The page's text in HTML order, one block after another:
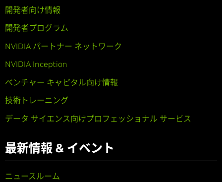
開発者向け情報
開発者プログラム
NVIDIA パートナー ネットワーク
NVIDIA Inception
ベンチャー キャピタル向け情報
技術トレーニング
データ サイエンス向けプロフェッショナル サービス
最新情報 & イベント
ニュースルーム